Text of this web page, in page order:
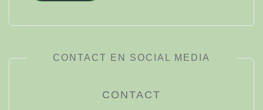
CONTACT EN SOCIAL MEDIA
CONTACT